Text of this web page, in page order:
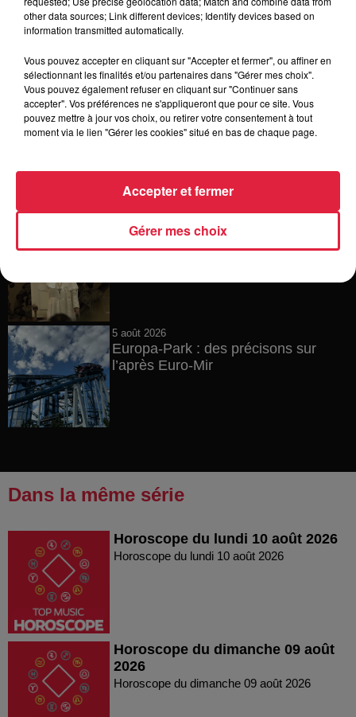
6 août 2026
Tags antisémites à Strasbourg :
6 août 2026
Au zoo de Mulhouse : rencontre
6 août 2026
5 août 2026
Europa-Park : des précisons sur
l’après Euro-Mir
Dans la même série
Horoscope du lundi 10 août 2026
Horoscope du lundi 10 août 2026
Horoscope du dimanche 09 août
2026
Horoscope du dimanche 09 août 2026
other data sources; Link different devices; Identify devices based on
information transmitted automatically.
Vous pouvez accepter en cliquant sur "Accepter et fermer", ou affiner en
sélectionnant les finalités et/ou partenaires dans "Gérer mes choix".
Vous pouvez également refuser en cliquant sur "Continuer sans
accepter". Vos préférences ne s'appliqueront que pour ce site. Vous
pouvez mettre à jour vos choix, ou retirer votre consentement à tout
moment via le lien "Gérer les cookies" situé en bas de chaque page.
Gérer mes choix
Accepter et fermer